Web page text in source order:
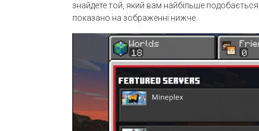
знайдете той, який вам найбільше
показано на зображенні нижче.